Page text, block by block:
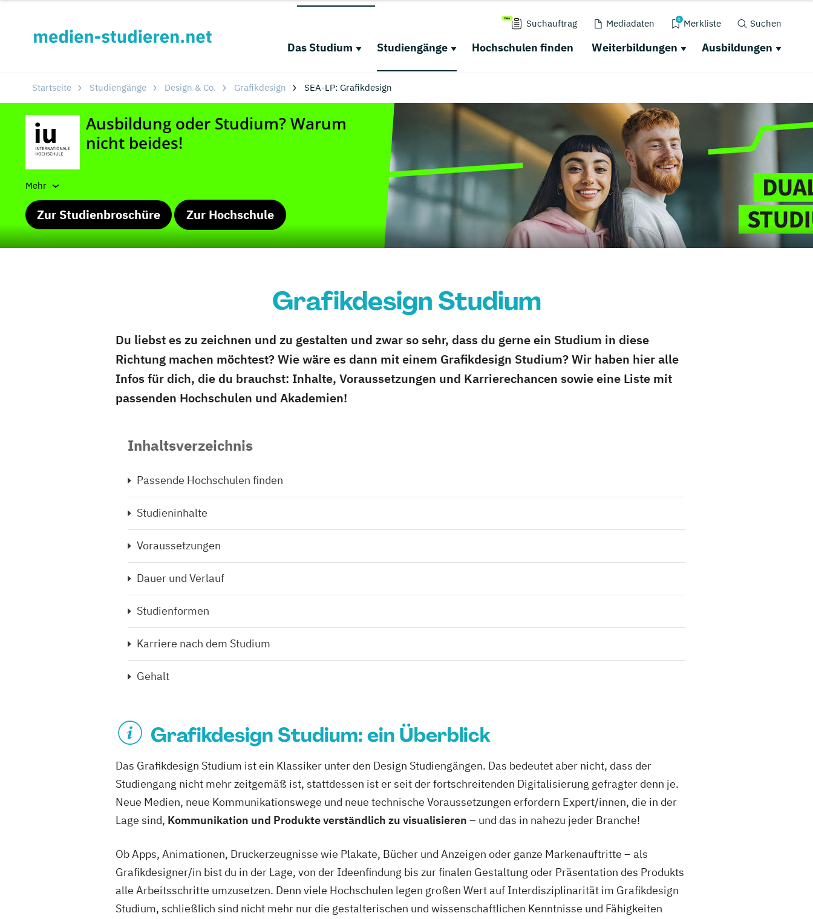
Suchauftrag Mediadaten 0 Merkliste Suchen
Das Studium Studiengänge Hochschulen finden Weiterbildungen Ausbildungen
Startseite Studiengänge Design & Co. Grafikdesign SEA-LP: Grafikdesign
Mehr
Zur Studienbroschüre Zur Hochschule
Grafikdesign Studium
Du liebst es zu zeichnen und zu gestalten und zwar so sehr, dass du gerne ein Studium in diese
Richtung machen möchtest? Wie wäre es dann mit einem Grafikdesign Studium? Wir haben hier alle
Infos für dich, die du brauchst: Inhalte, Voraussetzungen und Karrierechancen sowie eine Liste mit
passenden Hochschulen und Akademien!
Inhaltsverzeichnis
Passende Hochschulen finden
Studieninhalte
Voraussetzungen
Dauer und Verlauf
Studienformen
Karriere nach dem Studium
Gehalt
Grafikdesign Studium: ein Überblick
Das Grafikdesign Studium ist ein Klassiker unter den Design Studiengängen. Das bedeutet aber nicht, dass der
Studiengang nicht mehr zeitgemäß ist, stattdessen ist er seit der fortschreitenden Digitalisierung gefragter denn je.
Neue Medien, neue Kommunikationswege und neue technische Voraussetzungen erfordern Expert/innen, die in der
Lage sind, Kommunikation und Produkte verständlich zu visualisieren – und das in nahezu jeder Branche!
Ob Apps, Animationen, Druckerzeugnisse wie Plakate, Bücher und Anzeigen oder ganze Markenauftritte – als
Grafikdesigner/in bist du in der Lage, von der Ideenfindung bis zur finalen Gestaltung oder Präsentation des Produkts
alle Arbeitsschritte umzusetzen. Denn viele Hochschulen legen großen Wert auf Interdisziplinarität im Grafikdesign
Studium, schließlich sind nicht mehr nur die gestalterischen und wissenschaftlichen Kenntnisse und Fähigkeiten